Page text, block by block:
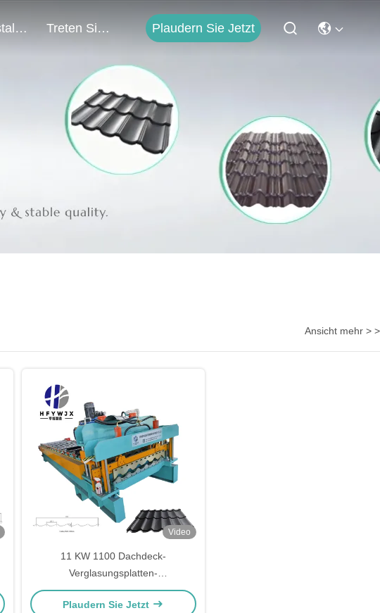
Veranstaltungen Treten Sie Mit Uns In Verbindung Plaudern Sie Jetzt
Ansicht mehr > >
Video
11 KW 1100 Dachdeck-
Verglasungsplatten-
Rollformmaschine 16 Stände für die
effiziente Produktion von
Plaudern Sie Jetzt